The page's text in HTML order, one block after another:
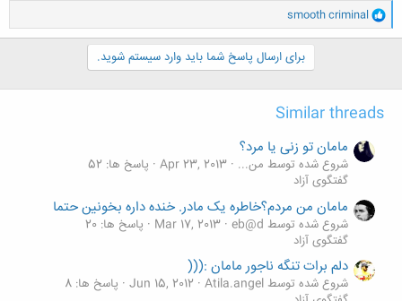
و
ا
ک
:
smooth criminal
برای ارسال پاسخ شما باید وارد سیستم شوید.
Similar threads
مامان تو زنی یا مرد؟
شروع شده توسط من... Apr 23, 2013 پاسخ ها: 52
گفتگوی آزاد
مامان من مردم؟خاطره یک مادر. خنده داره بخونین حتما
شروع شده توسط eb@d Mar 17, 2013
پاسخ ها: 20
گفتگوی آزاد
دلم برات تنگه ناجور مامان :(((
شروع شده توسط Atila.angel Jun 15, 2012 پاسخ ها: 8